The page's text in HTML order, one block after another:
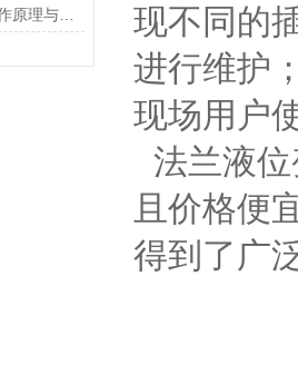
探索物联网水位传感器的工作原理与应用场景
现不同的
进行维护
现场用户
法兰液
且价格便
得到了广